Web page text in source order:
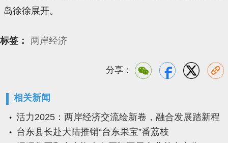
岛徐徐展开。
标签： 两岸经济
分享：
相关新闻
活力2025：两岸经济交流绘新卷，融合发展踏新程
台东县长赴大陆推销“台东果宝”番荔枝